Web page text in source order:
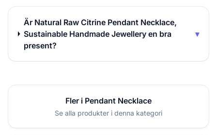
Är Natural Raw Citrine Pendant Necklace,
Sustainable Handmade Jewellery en bra
present?
▾
Fler i Pendant Necklace
Se alla produkter i denna kategori